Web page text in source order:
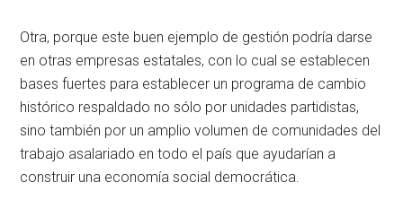
Otra, porque este buen ejemplo de gestión podría darse
en otras empresas estatales, con lo cual se establecen
bases fuertes para establecer un programa de cambio
histórico respaldado no sólo por unidades partidistas,
sino también por un amplio volumen de comunidades del
trabajo asalariado en todo el país que ayudarían a
construir una economía social democrática.